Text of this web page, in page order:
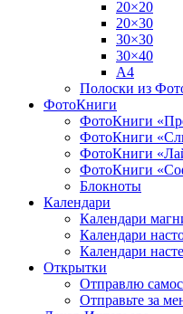
20×20
20×30
30×30
30×40
A4
Полоски из
ФотоКниги
ФотоКниги
ФотоКниги
ФотоКниги
ФотоКниги
Блокноты
Календари
Календари
Календари
Календари
Открытки
Отправлю
Отправьте за